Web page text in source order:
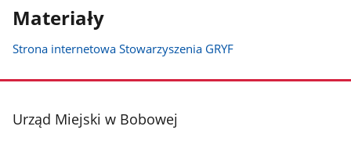
Materiały
Strona internetowa Stowarzyszenia GRYF
stopka
Urząd Miejski w Bobowej